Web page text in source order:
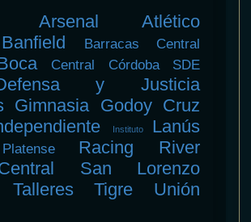
Arsenal
Atlético
Banfield Barracas Central
Central Córdoba SDE
y Justicia
Gimnasia Godoy Cruz
Instituto
Lanús
Platense Racing
River
San Lorenzo
Talleres Tigre
Unión